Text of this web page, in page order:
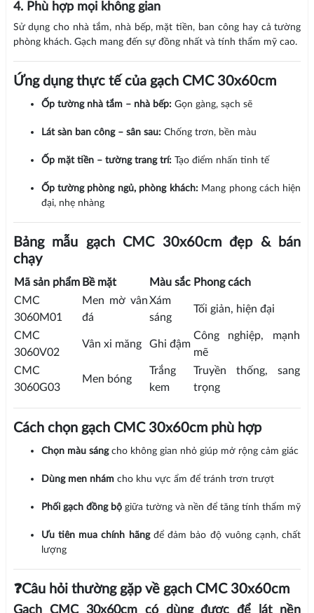
4. Phù hợp mọi không gian
Sử dụng cho nhà tắm, nhà bếp, mặt tiền, ban công hay cả tường
phòng khách. Gạch mang đến sự đồng nhất và tính thẩm mỹ cao.
Ứng dụng thực tế của gạch CMC 30x60cm
Ốp tường nhà tắm – nhà bếp:Gọn gàng, sạch sẽ
Lát sàn ban công – sân sau:Chống trơn, bền màu
Ốp mặt tiền – tường trang trí:Tạo điểm nhấn tinh tế
Ốp tường phòng ngủ, phòng khách:Mang phong cách hiện
đại, nhẹ nhàng
Bảng mẫu gạch CMC 30x60cm đẹp & bán
chạy
Mã sản phẩm Bề mặt Màu sắc Phong cách
CMC
3060M01
Men mờ vân
đá
Xám
sáng
Tối giản, hiện đại
CMC
3060V02
Vân xi măng Ghi đậm
Công nghiệp, mạnh
mẽ
CMC
3060G03
Men bóng
Trắng
kem
Truyền thống, sang
trọng
Cách chọn gạch CMC 30x60cm phù hợp
Chọn màu sángcho không gian nhỏ giúp mở rộng cảm giác
Dùng men nhámcho khu vực ẩm để tránh trơn trượt
Phối gạch đồng bộgiữa tường và nền để tăng tính thẩm mỹ
Ưu tiên mua chính hãngđể đảm bảo độ vuông cạnh, chất
lượng
❓Câu hỏi thường gặp về gạch CMC 30x60cm
Gạch CMC 30x60cm có dùng được để lát nền